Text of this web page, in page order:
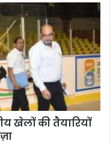
खेलों की तैयारियों